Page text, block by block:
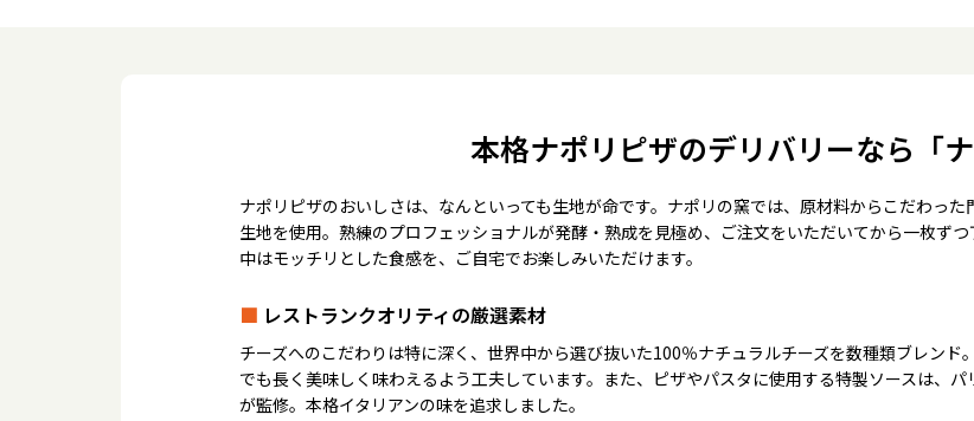
本格ナポリピザのデリバリーなら「ナ
ナポリピザのおいしさは、なんといっても生地が命です。ナポリの窯では、原材料からこだわっ
生地を使用。熟練のプロフェッショナルが発酵・熟成を見極め、ご注文をいただいてから一枚ず
中はモッチリとした食感を、ご自宅でお楽しみいただけます。
■ レストランクオリティの厳選素材
チーズへのこだわりは特に深く、世界中から選び抜いた100％ナチュラルチーズを数種類ブレン
でも長く美味しく味わえるよう工夫しています。また、ピザやパスタに使用する特製ソースは、
が監修。本格イタリアンの味を追求しました。